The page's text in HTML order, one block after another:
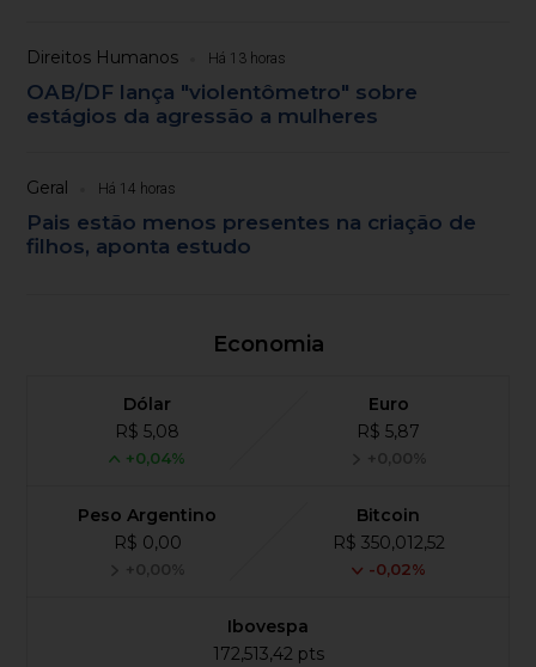
Direitos Humanos Há 13 horas
OAB/DF lança "violentômetro" sobre
estágios da agressão a mulheres
Geral Há 14 horas
Pais estão menos presentes na criação de
filhos, aponta estudo
Economia
Dólar
R$ 5,08
+0,04%
Euro
R$ 5,87
+0,00%
Peso Argentino
R$ 0,00
+0,00%
Bitcoin
R$ 350,012,52
-0,02%
Ibovespa
172,513,42 pts